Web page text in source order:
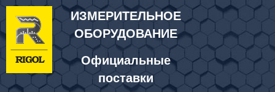
ИЗМЕРИТЕЛЬНОЕ
ОБОРУДОВАНИЕ
Официальные
поставки